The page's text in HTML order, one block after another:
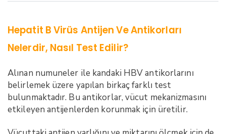
Hepatit B Virüs Antijen Ve Antikorları
Nelerdir, Nasıl Test Edilir?
Alınan numuneler ile kandaki HBV antikorlarını
belirlemek üzere yapılan birkaç farklı test
bulunmaktadır. Bu antikorlar, vücut mekanizmasını
etkileyen antijenlerden korunmak için üretilir.